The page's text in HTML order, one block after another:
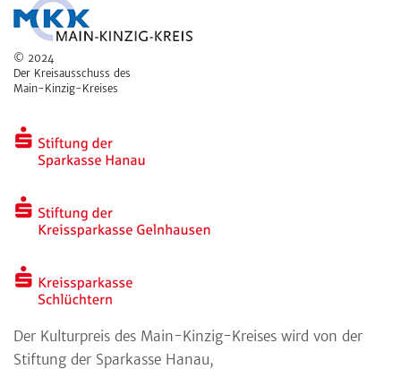
© 2024
Der Kreisausschuss des
Main-Kinzig-Kreises
Der Kulturpreis des Main-Kinzig-Kreises wird von der
Stiftung der Sparkasse Hanau,